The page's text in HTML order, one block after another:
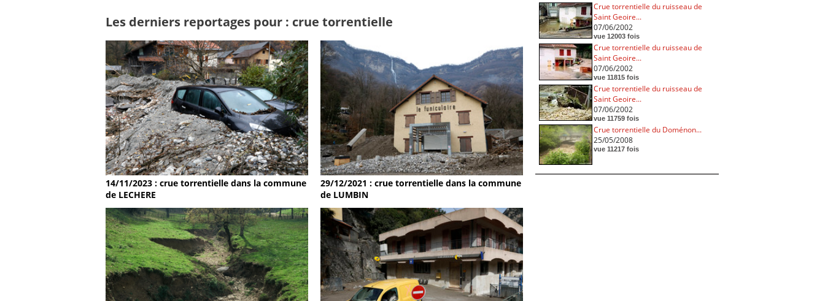
Les derniers reportages pour : crue torrentielle
14/11/2023 : crue torrentielle dans la commune
de LECHERE
29/12/2021 : crue torrentielle dans la commune
de LUMBIN
Crue torrentielle du ruisseau de
Saint Geoire...
07/06/2002
vue 12003 fois
Crue torrentielle du ruisseau de
Saint Geoire...
07/06/2002
vue 11815 fois
Crue torrentielle du ruisseau de
Saint Geoire...
07/06/2002
vue 11759 fois
Crue torrentielle du Doménon...
25/05/2008
vue 11217 fois